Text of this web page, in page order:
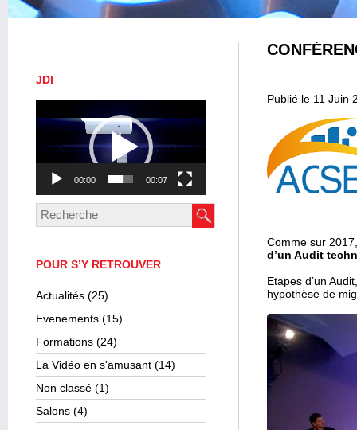
JDI
vidéo
00:00 00:07
POUR S’Y RETROUVER
Actualités (25)
Evenements (15)
Formations (24)
La Vidéo en s'amusant (14)
Non classé (1)
Salons (4)
Publié le 11 Juin
Comme sur
d’un Audit
Etapes d’un
hypothèse de